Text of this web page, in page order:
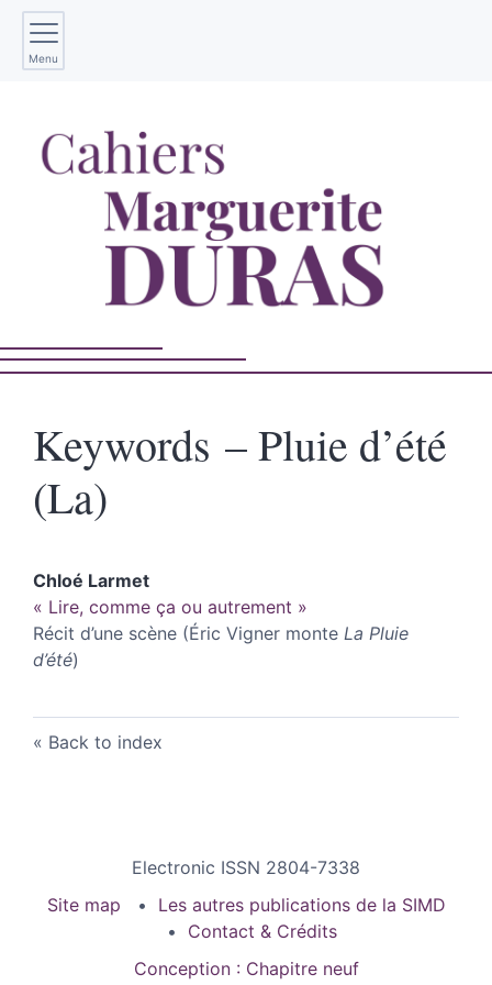
Menu
Keywords – Pluie d’été
(La)
Chloé Larmet
« Lire, comme ça ou autrement »
Récit d’une scène (Éric Vigner monte La Pluie
d’été)
Back to index
Electronic ISSN 2804-7338
Site map
Les autres publications de la SIMD
Contact & Crédits
Conception : Chapitre neuf